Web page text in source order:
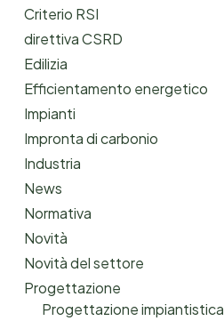
Criterio RSI
direttiva CSRD
Edilizia
Efficientamento energetico
Impianti
Impronta di carbonio
Industria
News
Normativa
Novità
Novità del settore
Progettazione
Progettazione impiantistica